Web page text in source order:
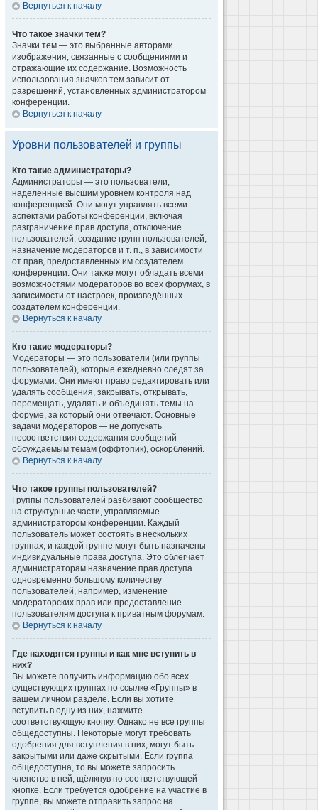
Вернуться к началу
Что такое значки тем?
Значки тем — это выбранные авторами
изображения, связанные с сообщениями и
отражающие их содержание. Возможность
использования значков тем зависит от
разрешений, установленных администратором
конференции.
Вернуться к началу
Уровни пользователей и группы
Кто такие администраторы?
Администраторы — это пользователи,
наделённые высшим уровнем контроля над
конференцией. Они могут управлять всеми
аспектами работы конференции, включая
разграничение прав доступа, отключение
пользователей, создание групп пользователей,
назначение модераторов и т. п., в зависимости
от прав, предоставленных им создателем
конференции. Они также могут обладать всеми
возможностями модераторов во всех форумах, в
зависимости от настроек, произведённых
создателем конференции.
Вернуться к началу
Кто такие модераторы?
Модераторы — это пользователи (или группы
пользователей), которые ежедневно следят за
форумами. Они имеют право редактировать или
удалять сообщения, закрывать, открывать,
перемещать, удалять и объединять темы на
форуме, за который они отвечают. Основные
задачи модераторов — не допускать
несоответствия содержания сообщений
обсуждаемым темам (оффтопик), оскорблений.
Вернуться к началу
Что такое группы пользователей?
Группы пользователей разбивают сообщество
на структурные части, управляемые
администратором конференции. Каждый
пользователь может состоять в нескольких
группах, и каждой группе могут быть назначены
индивидуальные права доступа. Это облегчает
администраторам назначение прав доступа
одновременно большому количеству
пользователей, например, изменение
модераторских прав или предоставление
пользователям доступа к приватным форумам.
Вернуться к началу
Где находятся группы и как мне вступить в
них?
Вы можете получить информацию обо всех
существующих группах по ссылке «Группы» в
вашем личном разделе. Если вы хотите
вступить в одну из них, нажмите
соответствующую кнопку. Однако не все группы
общедоступны. Некоторые могут требовать
одобрения для вступления в них, могут быть
закрытыми или даже скрытыми. Если группа
общедоступна, то вы можете запросить
членство в ней, щёлкнув по соответствующей
кнопке. Если требуется одобрение на участие в
группе, вы можете отправить запрос на